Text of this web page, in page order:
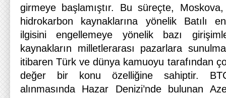
girmeye başlamıştır. Bu süreçte, Moskova,
hidrokarbon kaynaklarına yönelik Batılı
ilgisini engellemeye yönelik bazı
kaynakların milletlerarası pazarlara
itibaren Türk ve dünya kamuoyu tarafından
değer bir konu özelliğine sahiptir.
alınmasında Hazar Denizi’nde bulunan